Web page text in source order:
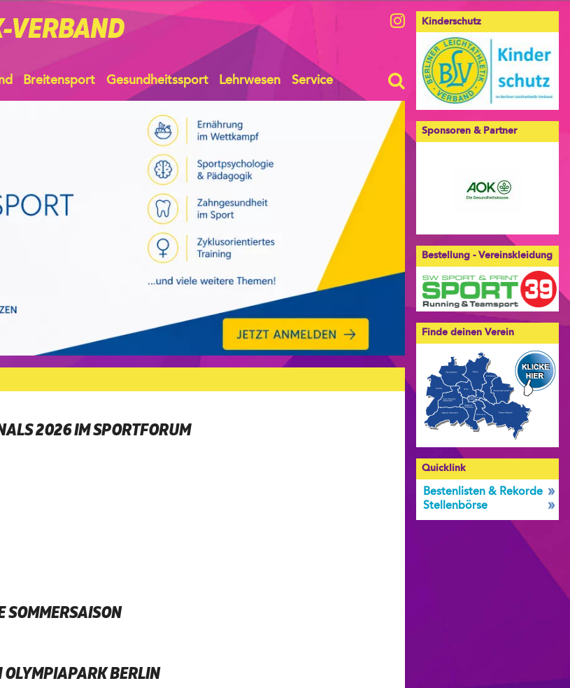
VERBAND
Breitensport Gesundheitssport Lehrwesen Service
2026 IM SPORTFORUM
SOMMERSAISON
OLYMPIAPARK BERLIN
Kinderschutz
Sponsoren & Partner
Bestellung - Vereinskleidung
Finde deinen Verein
Quicklink
Bestenlisten & Rekorde
Stellenbörse